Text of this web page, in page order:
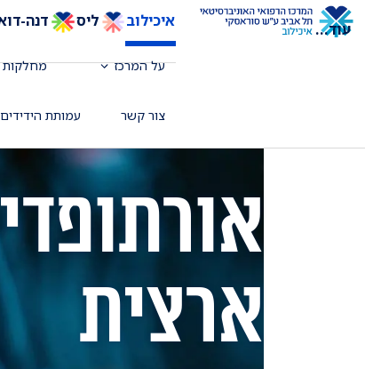
איכילוב ליס דנה-
על המרכז מחלקות
צור קשר עמותת הידידים
עוד...
ארצית